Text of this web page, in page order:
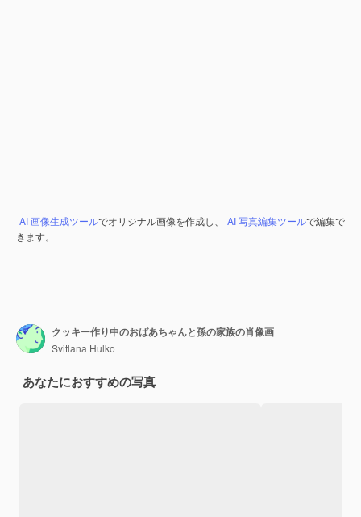
AI 画像生成ツールでオリジナル画像を作成し、 AI 写真編集ツールで編集で
きます。
クッキー作り中のおばあちゃんと孫の家族の肖像画
Svitlana Hulko
あなたにおすすめの写真